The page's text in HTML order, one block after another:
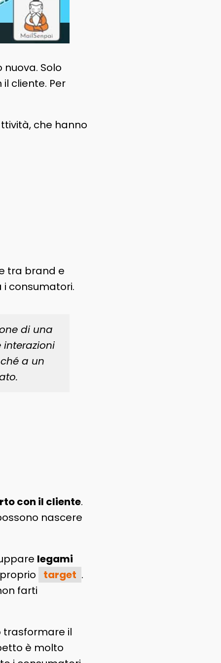
Solo
cliente. Per
che hanno
tra brand e
consumatori.
di una
interazioni
a un
con il cliente.
nascere
legami
target .
farti
trasformare il
è molto